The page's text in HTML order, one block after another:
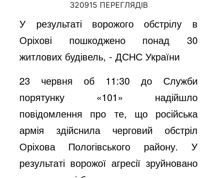
320915 ПЕРЕГЛЯДІВ
У результаті ворожого обстрілу в
Оріхові пошкоджено понад 30
житлових будівель, - ДСНС України
23 червня об 11:30 до Служби
порятунку «101» надійшло
повідомлення про те, що російська
армія здійснила черговий обстріл
Оріхова Пологівського району. У
результаті ворожої агресії зруйновано